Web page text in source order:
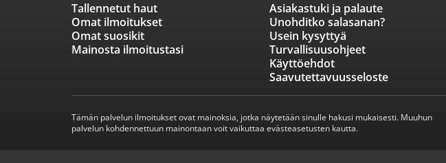
Tallennetut haut
Omat ilmoitukset
Omat suosikit
Mainosta ilmoitustasi
Asiakastuki ja palaute
Unohditko salasanan?
Usein kysyttyä
Turvallisuusohjeet
Käyttöehdot
Saavutettavuusseloste
Tämän palvelun ilmoitukset ovat mainoksia, jotka näytetään sinulle hakusi mukaisesti. Muuhun
palvelun kohdennettuun mainontaan voit vaikuttaa evästeasetusten kautta.